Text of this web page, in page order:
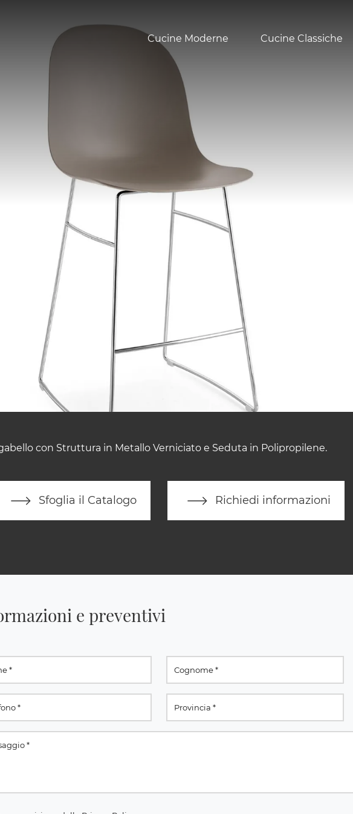
Cucine Moderne Cucine Classiche
con Struttura in Metallo Verniciato e Seduta in Polipropilene.
Sfoglia il Catalogo Richiedi informazioni
e preventivi